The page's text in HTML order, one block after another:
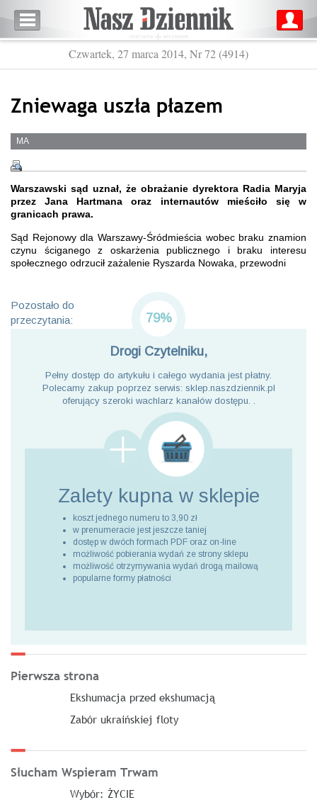
Czwartek, 27 marca 2014, Nr 72 (4914)
Zniewaga uszła płazem
MA
Warszawski sąd uznał, że obrażanie dyrektora Radia Maryja
przez Jana Hartmana oraz internautów mieściło się w
granicach prawa.
Sąd Rejonowy dla Warszawy-Śródmieścia wobec braku znamion
czynu ściganego z oskarżenia publicznego i braku interesu
społecznego odrzucił zażalenie Ryszarda Nowaka, przewodni
Pozostało do
przeczytania:
79%
Drogi Czytelniku,
Pełny dostęp do artykułu i całego wydania jest płatny.
Polecamy zakup poprzez serwis: sklep.naszdziennik.pl
oferujący szeroki wachlarz kanałów dostępu. .
Zalety kupna w sklepie
koszt jednego numeru to 3,90 zł
w prenumeracie jest jeszcze taniej
dostęp w dwóch formach PDF oraz on-line
możliwość pobierania wydań ze strony sklepu
możliwość otrzymywania wydań drogą mailową
popularne formy płatności
Pierwsza strona
Ekshumacja przed ekshumacją
Zabór ukraińskiej floty
Słucham Wspieram Trwam
Wybór: ŻYCIE